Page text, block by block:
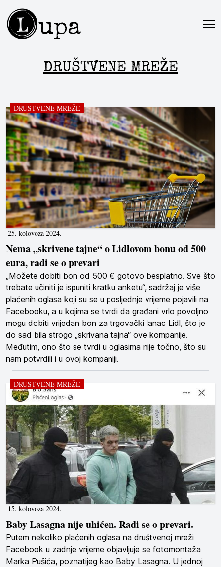
Lupa
DRUŠTVENE MREŽE
25. kolovoza 2024.
DRUŠTVENE MREŽE
Nema „skrivene tajne“ o Lidlovom bonu od 500
eura, radi se o prevari
„Možete dobiti bon od 500 € gotovo besplatno. Sve što
trebate učiniti je ispuniti kratku anketu“, sadržaj je više
plaćenih oglasa koji su se u posljednje vrijeme pojavili na
Facebooku, a u kojima se tvrdi da građani vrlo povoljno
mogu dobiti vrijedan bon za trgovački lanac Lidl, što je
do sad bila strogo „skrivana tajna“ ove kompanije.
Međutim, ono što se tvrdi u oglasima nije točno, što su
nam potvrdili i u ovoj kompaniji.
15. kolovoza 2024.
DRUŠTVENE MREŽE
Baby Lasagna nije uhićen. Radi se o prevari.
Putem nekoliko plaćenih oglasa na društvenoj mreži
Facebook u zadnje vrijeme objavljuje se fotomontaža
Marka Pušića, poznatijeg kao Baby Lasagna. U jednoj